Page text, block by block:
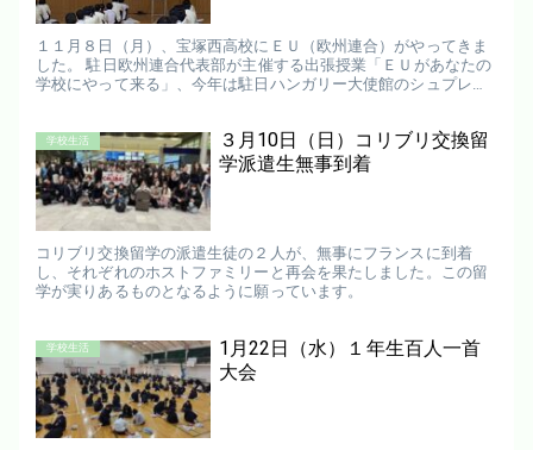
１１月８日（月）、宝塚西高校にＥＵ（欧州連合）がやってきま
した。 駐日欧州連合代表部が主催する出張授業「ＥＵがあなたの
学校にやって来る」、今年は駐日ハンガリー大使館のシュプレー
学校生活
３月10日（日）コリブリ交換留
学派遣生無事到着
コリブリ交換留学の派遣生徒の２人が、無事にフランスに到着
し、それぞれのホストファミリーと再会を果たしました。この留
学が実りあるものとなるように願っています。
学校生活
1月22日（水）１年生百人一首
大会